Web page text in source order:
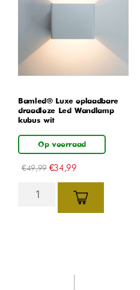
Bamled® Luxe oplaadbare
draadloze Led Wandlamp
kubus wit
Op voorraad
€49,99 €34,99